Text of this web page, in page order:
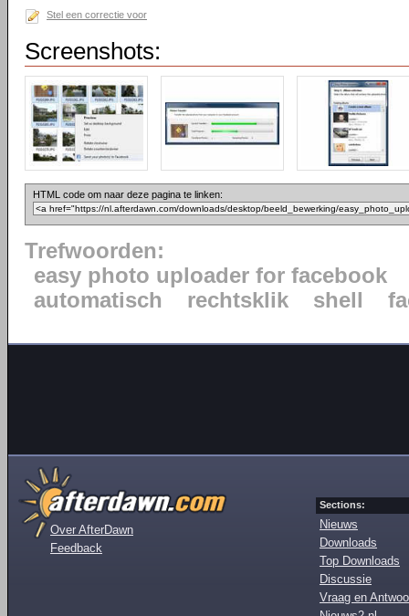
Stel een correctie voor
Screenshots:
HTML code om naar deze pagina te linken:
Trefwoorden:
easy photo uploader for facebook
automatisch
rechtsklik shell
Over AfterDawn
Feedback
Sections:
Nieuws
Downloads
Top Downloads
Discussie
Vraag en